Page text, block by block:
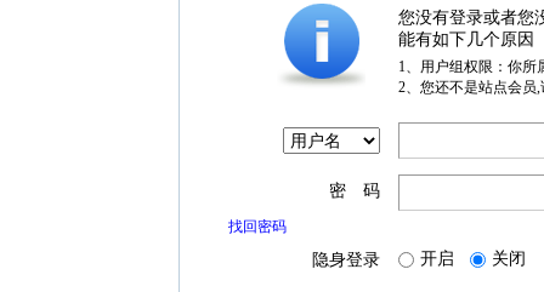
您没有登录或者您
能有如下几个原因
1、用户组权限：你所
2、您还不是站点会员
密 码
找回密码
隐身登录 开启 关闭